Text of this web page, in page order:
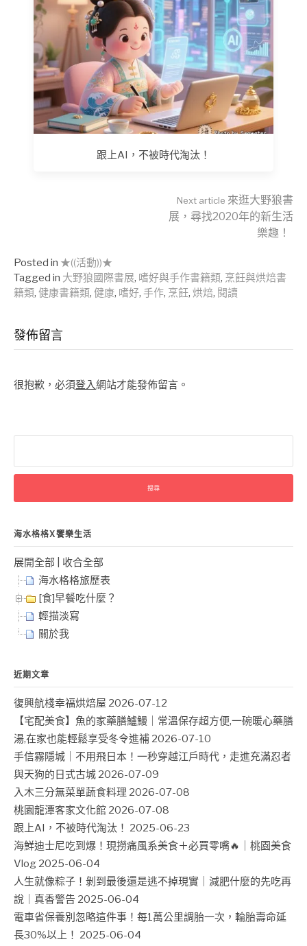
跟上AI，不被時代淘汰！
Reading
Next article 來逛大野狼書
展，尋找2020年的新生活
樂趣！
Posted in ★((活動))★
Tagged in 大野狼國際書展, 嗜好與手作書籍類, 烹飪與烘焙書
籍類, 健康書籍類, 健康, 嗜好, 手作, 烹飪, 烘焙, 閱讀
發佈留言
很抱歉，必須登入網站才能發佈留言。
關
字:
海水格格X饗樂生活
展開全部
收合全部
海水格格旅歷表
[食]早餐吃什麼？
輕描淡寫
關於我
近期文章
復興航棧幸福烘焙屋 2026-07-12
【宅配美食】魚的家藥膳鱸鰻｜常溫保存超方便,一碗暖心藥膳
湯,在家也能輕鬆享受冬令進補 2026-07-10
手信霧隱城｜不用飛日本！一秒穿越江戶時代，走進充滿忍者
與天狗的日式古城 2026-07-09
入木三分無菜單蔬食料理 2026-07-08
桃園龍潭客家文化館 2026-07-08
跟上AI，不被時代淘汰！ 2025-06-23
海鮮迪士尼吃到爆！現撈痛風系美食＋必買零嘴🔥｜桃園美食
Vlog 2025-06-04
人生就像粽子！剝到最後還是逃不掉現實｜減肥什麼的先吃再
說｜真香警告 2025-06-04
電車省保養別忽略這件事！每1萬公里調胎一次，輪胎壽命延
長30%以上！ 2025-06-04